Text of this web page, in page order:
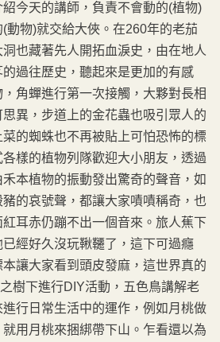
今天的講師，負責不會動的(植物)
動物)就交給大俠。在260年的老茄
也藏著先人開拓血淚史，由在地人
過往歷史，聽起來是更加的有感
角蟬進行第一次接觸，大夥對長相
異，步道上的金花蟲也吸引眾人的
的蜘蛛也不再被貼上可怕恐怖的標
樣的植物列隊歡迎大小朋友，透過
本植物的振動發出驚奇的聲音，如
的哀號聲，都讓大家嘖嘖稱奇，也
耳赤仍蹦不出一個音來。旅人蕉下
經好久沒玩鞦韆了，這下可過癮
讓大家看到頭皮發麻，這世界真的
下進行DIY活動，五色鳥講解老
行日常生活中的運作，例如月桃做
用月桃來捆綁帶下山。乍看還以為